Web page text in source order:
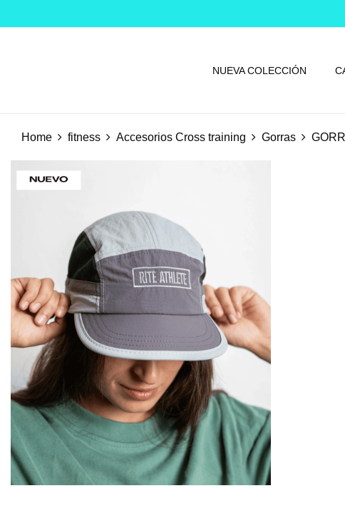
NUEVA COLECCIÓN
Home fitness Accesorios Cross training Gorras